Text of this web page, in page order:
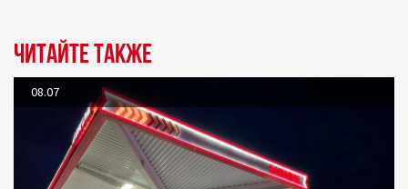
Читайте также
08.07